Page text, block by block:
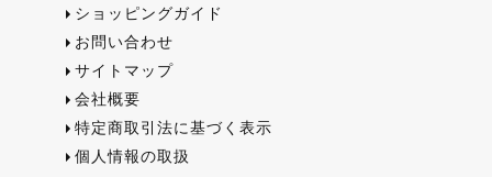
ショッピングガイド
お問い合わせ
サイトマップ
会社概要
特定商取引法に基づく表示
個人情報の取扱